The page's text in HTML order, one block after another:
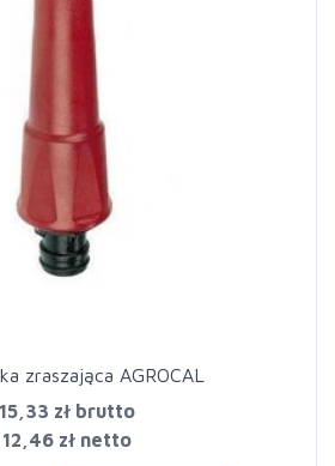
zraszająca AGROCAL
15,33 zł brutto
12,46 zł netto